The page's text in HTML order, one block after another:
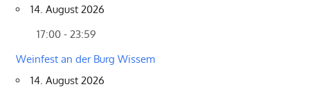
14. August 2026
17:00 - 23:59
Weinfest an der Burg Wissem
14. August 2026